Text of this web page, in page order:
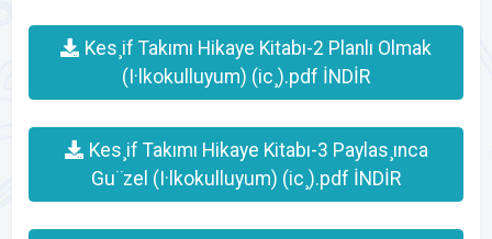
Kes¸if Takımı Hikaye Kitabı-2 Planlı Olmak
(I·lkokulluyum) (ic¸).pdf İNDİR
Kes¸if Takımı Hikaye Kitabı-3 Paylas¸ınca
Gu¨zel (I·lkokulluyum) (ic¸).pdf İNDİR